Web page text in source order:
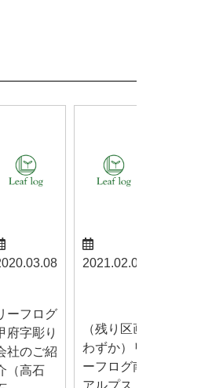
ーフログ
府字彫り
社のご紹
（高石
2021.02.08
（残り区画
わずか）リ
ーフログ南
アルプス